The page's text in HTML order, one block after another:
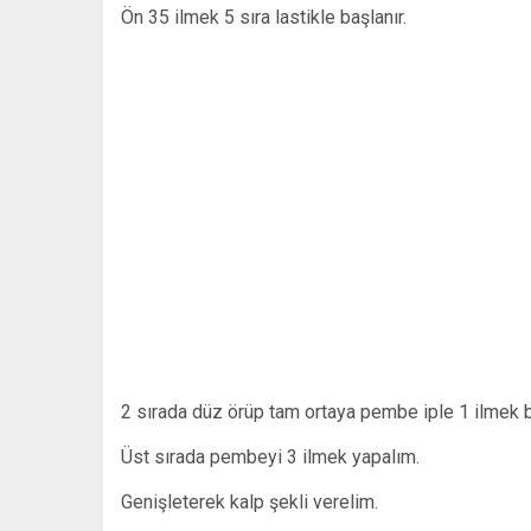
Ön 35 ilmek 5 sıra lastikle başlanır.
2 sırada düz örüp tam ortaya pembe iple 1 ilmek
Üst sırada pembeyi 3 ilmek yapalım.
Genişleterek kalp şekli verelim.